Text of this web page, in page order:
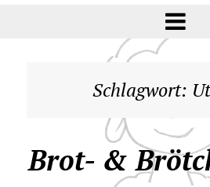
Schlagwort:
Brot- &